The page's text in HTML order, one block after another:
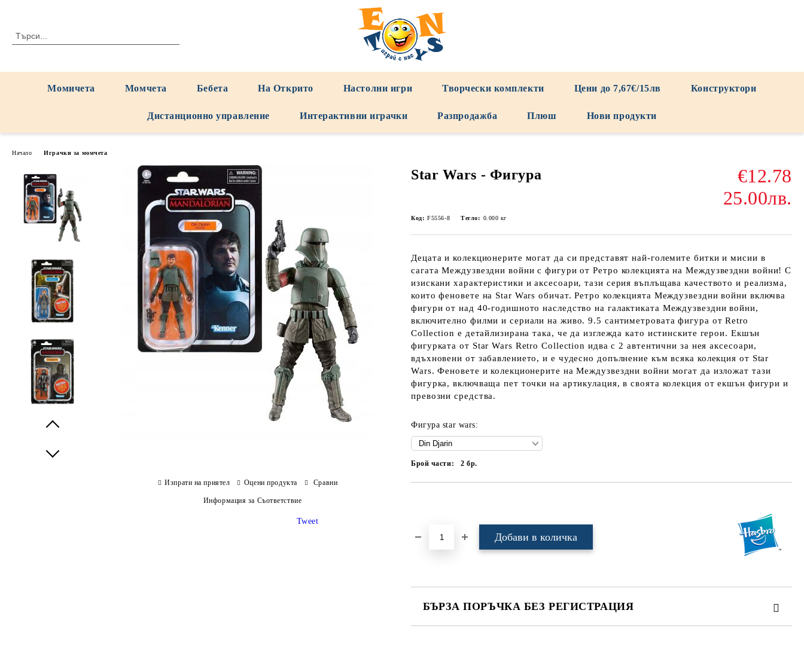
Момичета Момчета Бебета На Открито Настолни игри Творчески комплекти Цени до 7,67€/15лв Конструктори
Дистанционно управление Интерактивни играчки Разпродажба Плюш Нови продукти
Начало Играчки за момчета
Star Wars - Фигура
€12.78
25.00лв.
Код: F5556-8 Тегло: 0.000 кг
Децата и колекционерите могат да си представят най-големите битки и мисии в
сагата Междузвездни войни с фигури от Ретро колекцията на Междузвездни войни! С
изискани характеристики и аксесоари, тази серия въплъщава качеството и реализма,
които феновете на Star Wars обичат. Ретро колекцията Междузвездни войни включва
фигури от над 40-годишното наследство на галактиката Междузвездни войни,
включително филми и сериали на живо. 9.5 сантиметровата фигура от Retro
Collection е детайлизирана така, че да изглежда като истинските герои. Екшън
фигурката от Star Wars Retro Collection идва с 2 автентични за нея аксесоари,
вдъхновени от забавлението, и е чудесно допълнение към всяка колекция от Star
Wars. Феновете и колекционерите на Междузвездни войни могат да изложат тази
фигурка, включваща пет точки на артикулация, в своята колекция от екшън фигури и
превозни средства.
Фигура star wars:
Брой части: 2бр.
БЪРЗА ПОРЪЧКА БЕЗ РЕГИСТРАЦИЯ
Изпрати на приятел Оцени продукта Сравни
Информация за Съответствие
Tweet